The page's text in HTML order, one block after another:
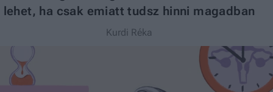
lehet, ha csak emiatt tudsz hinni magadban
Kurdi Réka